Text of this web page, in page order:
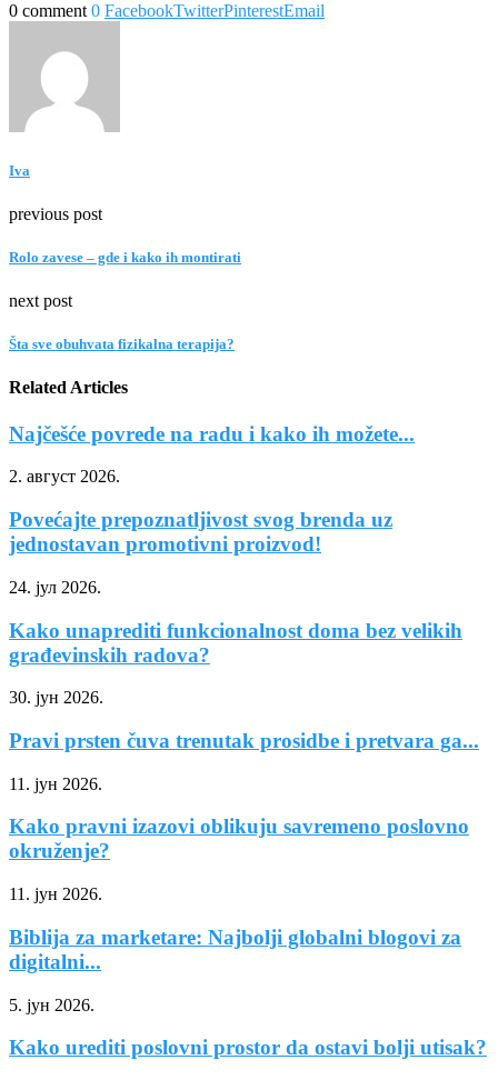
0 comment 0 FacebookTwitterPinterestEmail
Iva
previous post
Rolo zavese – gde i kako ih montirati
next post
Šta sve obuhvata fizikalna terapija?
Related Articles
Najčešće povrede na radu i kako ih možete...
2. август 2026.
Povećajte prepoznatljivost svog brenda uz
jednostavan promotivni proizvod!
24. јул 2026.
Kako unaprediti funkcionalnost doma bez velikih
građevinskih radova?
30. јун 2026.
Pravi prsten čuva trenutak prosidbe i pretvara ga...
11. јун 2026.
Kako pravni izazovi oblikuju savremeno poslovno
okruženje?
11. јун 2026.
Biblija za marketare: Najbolji globalni blogovi za
digitalni...
5. јун 2026.
Kako urediti poslovni prostor da ostavi bolji utisak?